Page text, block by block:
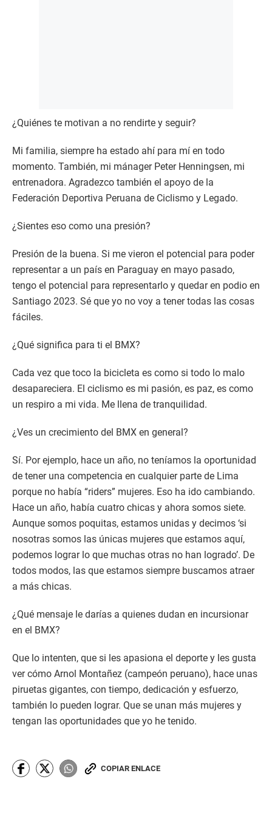
¿Quiénes te motivan a no rendirte y seguir?
Mi familia, siempre ha estado ahí para mí en todo
momento. También, mi mánager Peter Henningsen, mi
entrenadora. Agradezco también el apoyo de la
Federación Deportiva Peruana de Ciclismo y Legado.
¿Sientes eso como una presión?
Presión de la buena. Si me vieron el potencial para poder
representar a un país en Paraguay en mayo pasado,
tengo el potencial para representarlo y quedar en podio en
Santiago 2023. Sé que yo no voy a tener todas las cosas
fáciles.
¿Qué significa para ti el BMX?
Cada vez que toco la bicicleta es como si todo lo malo
desapareciera. El ciclismo es mi pasión, es paz, es como
un respiro a mi vida. Me llena de tranquilidad.
¿Ves un crecimiento del BMX en general?
Sí. Por ejemplo, hace un año, no teníamos la oportunidad
de tener una competencia en cualquier parte de Lima
porque no había “riders” mujeres. Eso ha ido cambiando.
Hace un año, había cuatro chicas y ahora somos siete.
Aunque somos poquitas, estamos unidas y decimos ‘si
nosotras somos las únicas mujeres que estamos aquí,
podemos lograr lo que muchas otras no han logrado’. De
todos modos, las que estamos siempre buscamos atraer
a más chicas.
¿Qué mensaje le darías a quienes dudan en incursionar
en el BMX?
Que lo intenten, que si les apasiona el deporte y les gusta
ver cómo Arnol Montañez (campeón peruano), hace unas
piruetas gigantes, con tiempo, dedicación y esfuerzo,
también lo pueden lograr. Que se unan más mujeres y
tengan las oportunidades que yo he tenido.
COPIAR ENLACE